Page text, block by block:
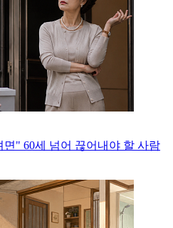
" 60세 넘어 끊어내야 할 사람